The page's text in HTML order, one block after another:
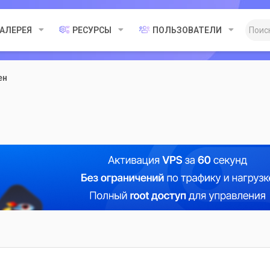
РЕСУРСЫ ПОЛЬЗОВАТЕЛИ